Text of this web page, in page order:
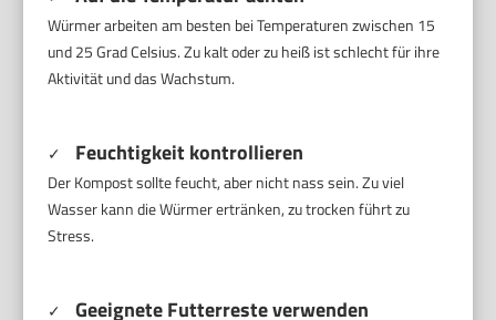
Würmer arbeiten am besten bei Temperaturen zwischen 15
und 25 Grad Celsius. Zu kalt oder zu heiß ist schlecht für ihre
Aktivität und das Wachstum.
✓ Feuchtigkeit kontrollieren
Der Kompost sollte feucht, aber nicht nass sein. Zu viel
Wasser kann die Würmer ertränken, zu trocken führt zu
Stress.
✓ Geeignete Futterreste verwenden